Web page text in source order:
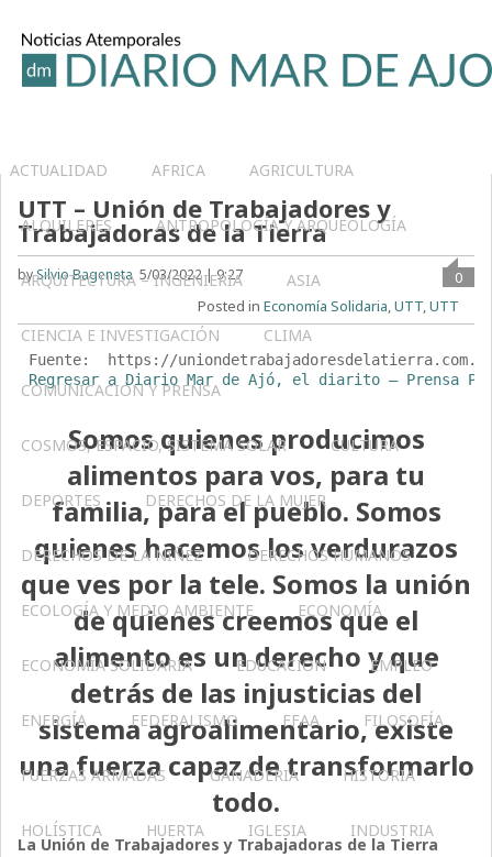
ACTUALIDAD AFRICA AGRICULTURA
ALQUILERES ANTROPOLOGÍA Y ARQUEOLOGÍA
ARQUITECTURA – INGENIERIA ASIA
CIENCIA E INVESTIGACIÓN CLIMA
COMUNICACIÓN Y PRENSA
COSMOS, ESPACIO, SISTEMA SOLAR CULTURA
DEPORTES DERECHOS DE LA MUJER
DERECHOS DE LA NIÑEZ DERECHOS HUMANOS
ECOLOGÍA Y MEDIO AMBIENTE ECONOMÍA
ECONOMÍA SOLIDARIA EDUCACIÓN EMPLEO
ENERGÍA FEDERALISMO FFAA FILOSOFÍA
FUERZAS ARMADAS GANADERIA HISTORIA
HOLÍSTICA HUERTA IGLESIA INDUSTRIA
UTT – Unión de Trabajadores y
Trabajadoras de la Tierra
bySilvio Bageneta 5/03/2022 | 9:27
0
Posted in Economía Solidaria,UTT,UTT
Regresar a Diario Mar de Ajó, el diarito – Prensa
Somos quienes producimos
alimentos para vos, para tu
familia, para el pueblo. Somos
quienes hacemos los verdurazos
que ves por la tele. Somos la unión
de quienes creemos que el
alimento es un derecho y que
detrás de las injusticias del
sistema agroalimentario, existe
una fuerza capaz de transformarlo
todo.
La Unión de Trabajadores y Trabajadoras de la Tierra